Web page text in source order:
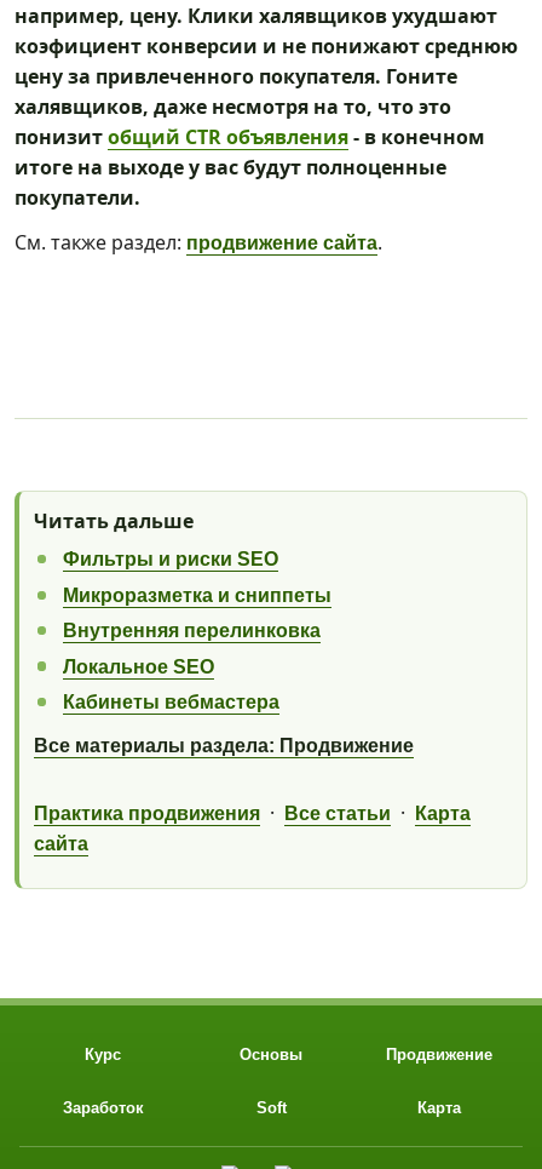
например, цену. Клики халявщиков ухудшают
коэфициент конверсии и не понижают среднюю
цену за привлеченного покупателя. Гоните
халявщиков, даже несмотря на то, что это
понизитобщий CTR объявления- в конечном
итоге на выходе у вас будут полноценные
покупатели.
См. также раздел: продвижение сайта.
Читать дальше
Фильтры и риски SEO
Микроразметка и сниппеты
Внутренняя перелинковка
Локальное SEO
Кабинеты вебмастера
Все материалы раздела: Продвижение
Практика продвижения · Все статьи ·
Карта
сайта
Курс Основы Продвижение
Заработок Soft Карта